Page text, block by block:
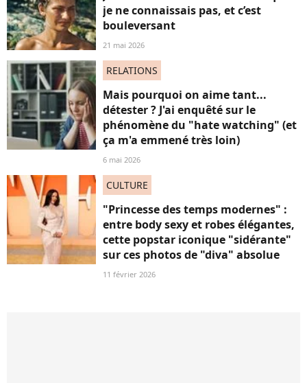
je ne connaissais pas, et c’est
bouleversant
21 mai 2026
RELATIONS
Mais pourquoi on aime tant...
détester ? J'ai enquêté sur le
phénomène du "hate watching" (et
ça m'a emmené très loin)
6 mai 2026
CULTURE
"Princesse des temps modernes" :
entre body sexy et robes élégantes,
cette popstar iconique "sidérante"
sur ces photos de "diva" absolue
11 février 2026